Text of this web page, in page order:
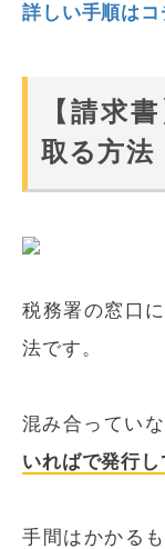
詳しい手順はコ
【請求
取る方法
税務署の窓口
法です。
混み合っていな
いればで発行
手間はかかる